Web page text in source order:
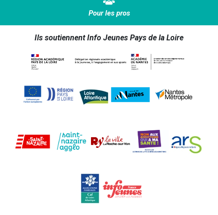
Pour les pros
Ils soutiennent Info Jeunes Pays de la Loire